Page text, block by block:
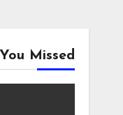
You Missed